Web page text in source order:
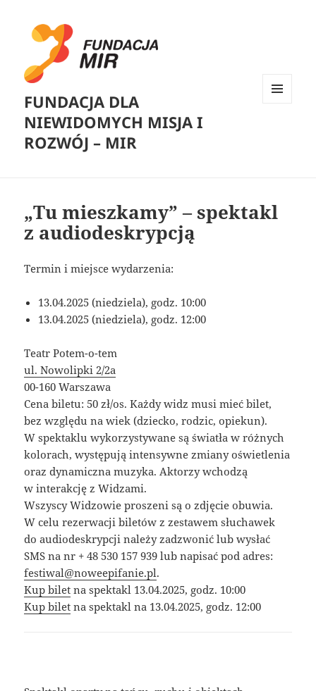
FUNDACJA DLA
NIEWIDOMYCH MISJA I
ROZWÓJ – MIR
„Tu mieszkamy” – spektakl
z audiodeskrypcją
Termin i miejsce wydarzenia:
13.04.2025 (niedziela), godz. 10:00
13.04.2025 (niedziela), godz. 12:00
Teatr Potem-o-tem
ul. Nowolipki 2/2a
00-160 Warszawa
Cena biletu: 50 zł/os. Każdy widz musi mieć bilet,
bez względu na wiek (dziecko, rodzic, opiekun).
W spektaklu wykorzystywane są światła w różnych
kolorach, występują intensywne zmiany oświetlenia
oraz dynamiczna muzyka. Aktorzy wchodzą
w interakcję z Widzami.
Wszyscy Widzowie proszeni są o zdjęcie obuwia.
W celu rezerwacji biletów z zestawem słuchawek
do audiodeskrypcji należy zadzwonić lub wysłać
SMS na nr + 48 530 157 939 lub napisać pod adres:
festiwal@noweepifanie.pl.
Kup bilet na spektakl 13.04.2025, godz. 10:00
Kup bilet na spektakl na 13.04.2025, godz. 12:00